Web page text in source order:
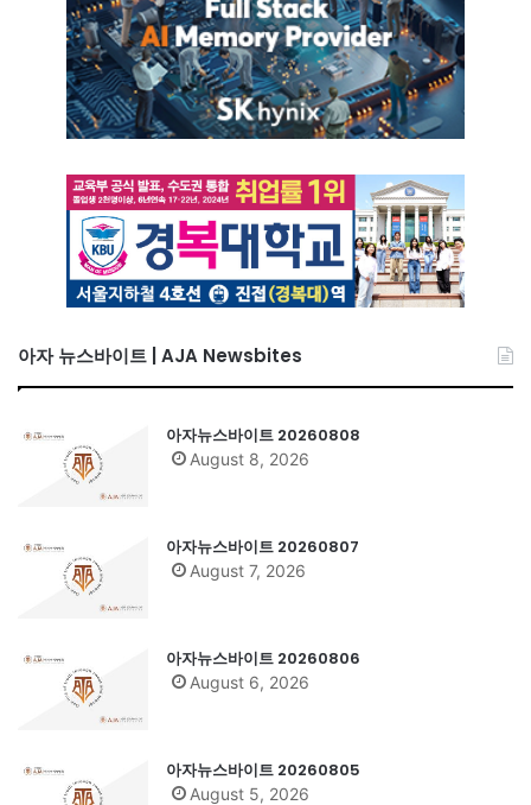
아자 뉴스바이트 | AJA Newsbites
아자뉴스바이트 20260808
August 8, 2026
아자뉴스바이트 20260807
August 7, 2026
아자뉴스바이트 20260806
August 6, 2026
아자뉴스바이트 20260805
August 5, 2026